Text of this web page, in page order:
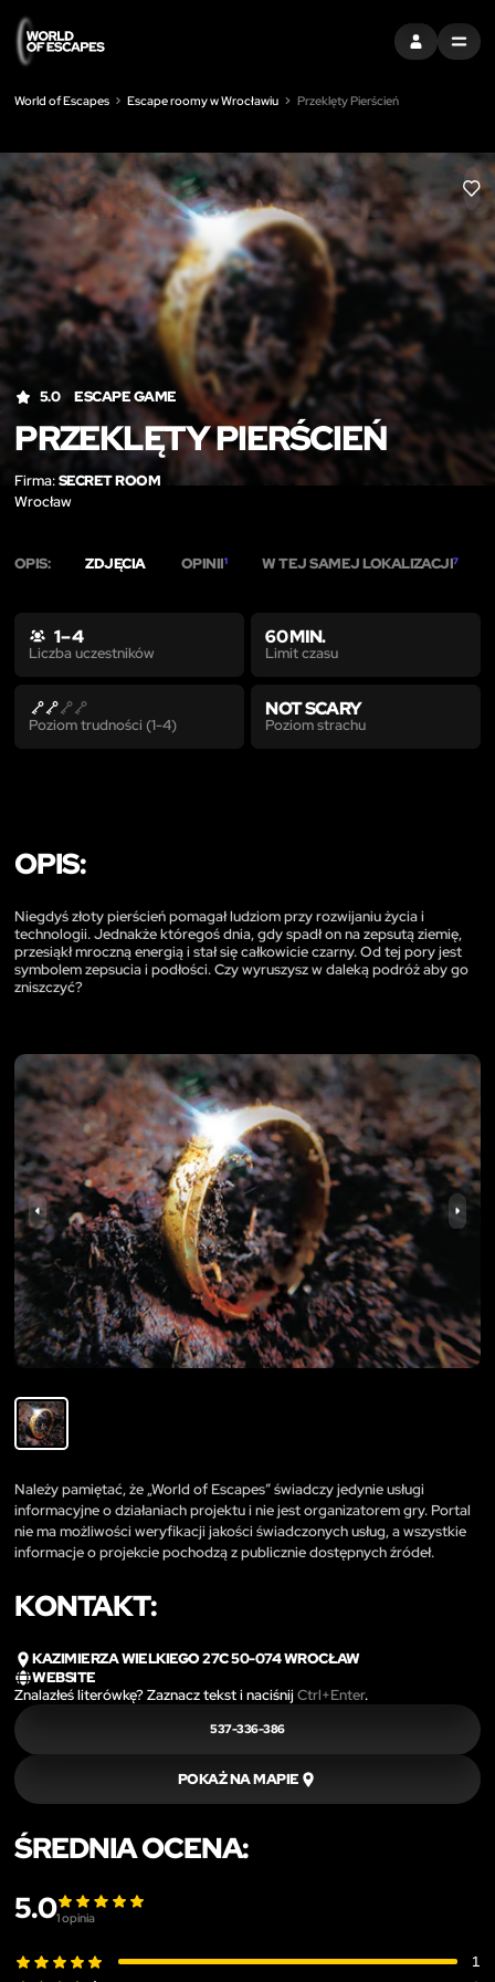
ZALOGUJ SIĘ
MENU
World of Escapes Escape roomy w Wrocławiu Przeklęty Pierścień
LIKE
5.0 ESCAPE GAME
PRZEKLĘTY PIERŚCIEŃ
Firma:SECRET ROOM
Wrocław
OPIS: ZDJĘCIA OPINII1 W TEJ SAMEJ LOKALIZACJI7
1 – 4
Liczba uczestników
60 MIN.
Limit czasu
Poziom trudności (1-4)
NOT SCARY
Poziom strachu
OPIS:
Niegdyś złoty pierścień pomagał ludziom przy rozwijaniu życia i
technologii. Jednakże któregoś dnia, gdy spadł on na zepsutą ziemię,
przesiąkł mroczną energią i stał się całkowicie czarny. Od tej pory jest
symbolem zepsucia i podłości. Czy wyruszysz w daleką podróż aby go
zniszczyć?
Należy pamiętać, że „World of Escapes” świadczy jedynie usługi
informacyjne o działaniach projektu i nie jest organizatorem gry. Portal
nie ma możliwości weryfikacji jakości świadczonych usług, a wszystkie
informacje o projekcie pochodzą z publicznie dostępnych źródeł.
KONTAKT:
KAZIMIERZA WIELKIEGO 27C 50-074 WROCŁAW
WEBSITE
Znalazłeś literówkę? Zaznacz tekst i naciśnijCtrl+Enter.
537-336-386
POKAŻ NA MAPIE
ŚREDNIA OCENA:
5.01opinia
1